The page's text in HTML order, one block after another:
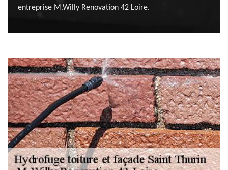
entreprise M.Willy Renovation 42 Loire.